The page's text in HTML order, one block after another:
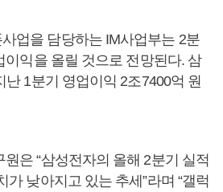
업을 담당하는 IM사업부는 2분
이익을 올릴 것으로 전망된다. 삼
난 1분기 영업이익 2조7400억 원
은 “삼성전자의 올해 2분기 실적
가 낮아지고 있는 추세”라며 “갤럭